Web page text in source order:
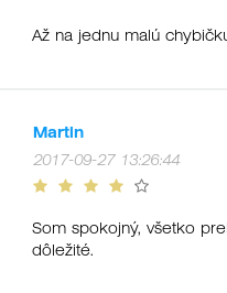
Až na jednu malú
Martin
2017-09-27 13:26:44
Som spokojný, všetko
dôležité.